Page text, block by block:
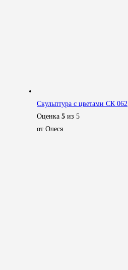
Скульптура с цветами СК 062
Оценка 5 из 5
от Олеся